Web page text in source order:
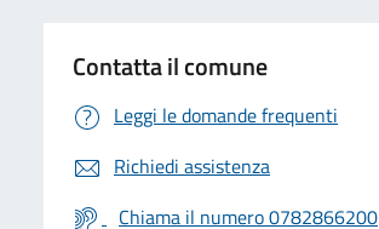
Contatta il comune
Leggi le domande frequenti
Richiedi assistenza
Chiama il numero 0782866200